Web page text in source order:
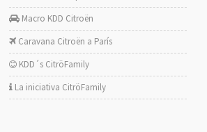
Macro KDD Citroën
Caravana Citroën a París
KDD´s CitröFamily
La iniciativa CitröFamily